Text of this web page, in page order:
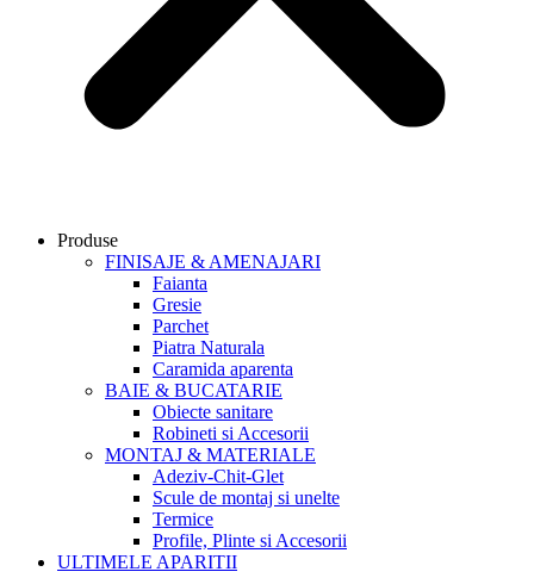
Produse
FINISAJE & AMENAJARI
Faianta
Gresie
Parchet
Piatra Naturala
Caramida aparenta
BAIE & BUCATARIE
Obiecte sanitare
Robineti si Accesorii
MONTAJ & MATERIALE
Adeziv-Chit-Glet
Scule de montaj si unelte
Termice
Profile, Plinte si Accesorii
ULTIMELE APARITII